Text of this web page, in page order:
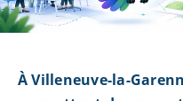
À Villeneuve-la-